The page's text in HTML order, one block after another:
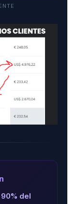
90% del